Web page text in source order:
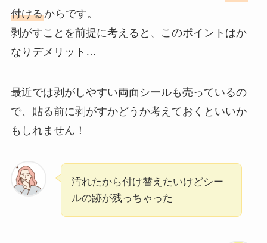
付けるからです。
剥がすことを前提に考えると、このポイントはか
なりデメリット…
最近では剥がしやすい両面シールも売っているの
で、貼る前に剥がすかどうか考えておくといいか
もしれません！
汚れたから付け替えたいけどシー
ルの跡が残っちゃった